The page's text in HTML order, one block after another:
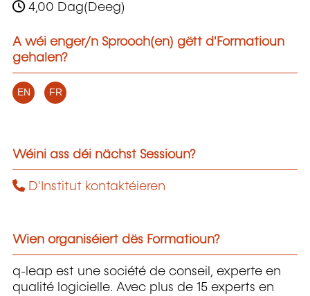
4,00 Dag(Deeg)
A wéi enger/n Sprooch(en) gëtt d'Formatioun
gehalen?
EN FR
Wéini ass déi nächst Sessioun?
D'Institut kontaktéieren
Wien organiséiert dës Formatioun?
q-leap est une société de conseil, experte en
qualité logicielle. Avec plus de 15 experts en